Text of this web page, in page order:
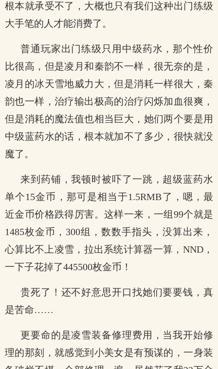
根本就承受不了，大概也只有我们这种出门练级
大手笔的人才能消费了。
普通玩家出门练级只用中级药水，那个性价
比很高，但是凌月和秦韵不一样，很无奈的是，
凌月的冰天雪地威力大，但是消耗一样很大，秦
韵也一样，治疗输出极高的治疗闪烁加血很爽，
但是消耗的魔法值也相当巨大，她们两个要是用
中级蓝药水的话，根本就加不了多少，很快就没
魔了。
来到药铺，我顿时被吓了一跳，超级蓝药水
单个15金币，那可是相当于1.5RMB了，嗯，最
近金币价格跌得厉害。这样一来，一组99个就是
1485枚金币，300组，数数手指头，没算出来，
心算比不上凌雪，拉出系统计算器一算，NND，
一下子花掉了445500枚金币！
贵死了！还不好意思开口找她们要要钱，真
是苦命……
更要命的是凌雪装备修理费用，当我开始修
理的那刻，就感觉到小美女是有预谋的，一身装